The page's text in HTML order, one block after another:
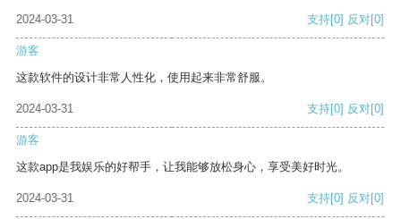
2024-03-31 支持[0] 反对[0]
游客
这款软件的设计非常人性化，使用起来非常舒服。
2024-03-31 支持[0] 反对[0]
游客
这款app是我娱乐的好帮手，让我能够放松身心，享受美好时光。
2024-03-31 支持[0] 反对[0]